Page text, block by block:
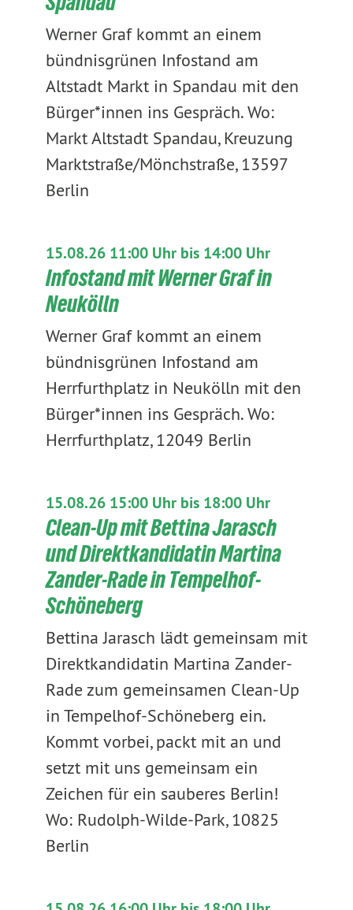
Werner Graf kommt an einem
bündnisgrünen Infostand am
Altstadt Markt in Spandau mit den
Bürger*innen ins Gespräch. Wo:
Markt Altstadt Spandau, Kreuzung
Marktstraße/Mönchstraße, 13597
Berlin
15.08.26 11:00 Uhr bis 14:00 Uhr
Infostand mit Werner Graf in
Neukölln
Werner Graf kommt an einem
bündnisgrünen Infostand am
Herrfurthplatz in Neukölln mit den
Bürger*innen ins Gespräch. Wo:
Herrfurthplatz, 12049 Berlin
15.08.26 15:00 Uhr bis 18:00 Uhr
Clean-Up mit Bettina Jarasch
und Direktkandidatin Martina
Zander-Rade in Tempelhof-
Schöneberg
Bettina Jarasch lädt gemeinsam mit
Direktkandidatin Martina Zander-
Rade zum gemeinsamen Clean-Up
in Tempelhof-Schöneberg ein.
Kommt vorbei, packt mit an und
setzt mit uns gemeinsam ein
Zeichen für ein sauberes Berlin!
Wo: Rudolph-Wilde-Park, 10825
Berlin